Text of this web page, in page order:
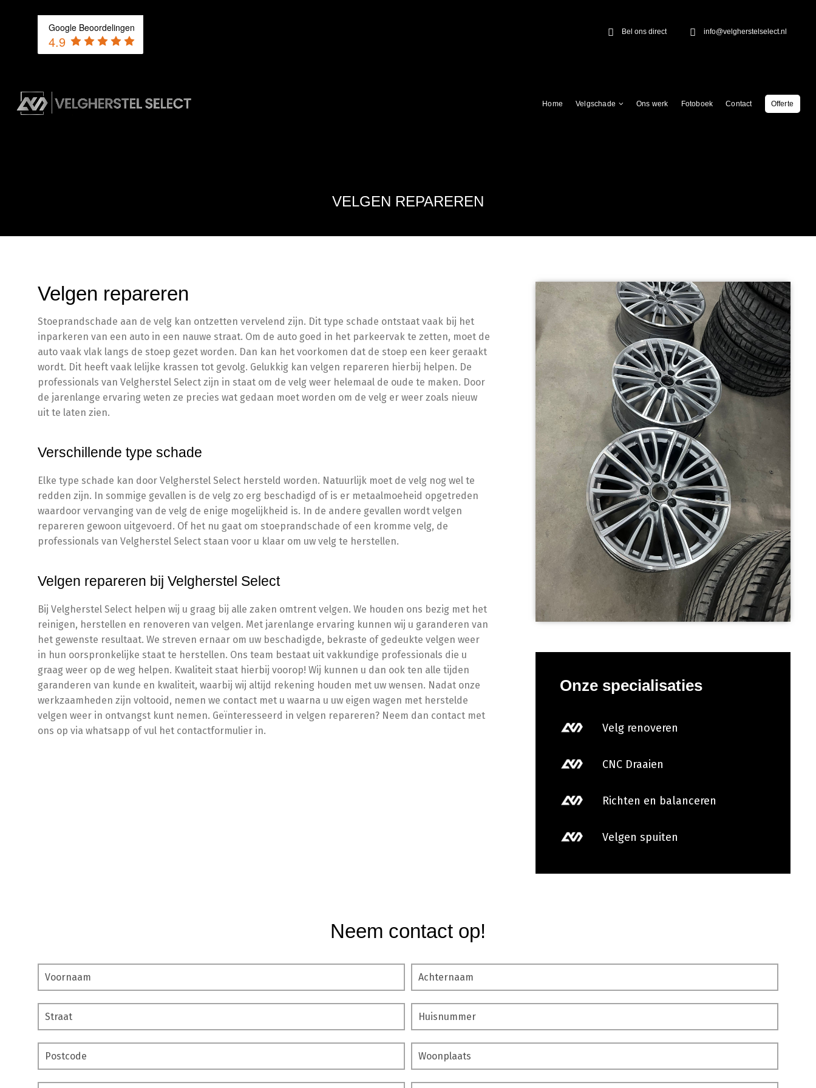
Google Beoordelingen
4.9
Bel ons direct info@velgherstelselect.nl
Home Velgschade Ons werk Fotoboek Contact Offerte
VELGEN REPAREREN
Velgen repareren
Stoeprandschade aan de velg kan ontzetten vervelend zijn. Dit type schade ontstaat vaak bij het
inparkeren van een auto in een nauwe straat. Om de auto goed in het parkeervak te zetten, moet de
auto vaak vlak langs de stoep gezet worden. Dan kan het voorkomen dat de stoep een keer geraakt
wordt. Dit heeft vaak lelijke krassen tot gevolg. Gelukkig kan velgen repareren hierbij helpen. De
professionals van Velgherstel Select zijn in staat om de velg weer helemaal de oude te maken. Door
de jarenlange ervaring weten ze precies wat gedaan moet worden om de velg er weer zoals nieuw
uit te laten zien.
Verschillende type schade
Elke type schade kan door Velgherstel Select hersteld worden. Natuurlijk moet de velg nog wel te
redden zijn. In sommige gevallen is de velg zo erg beschadigd of is er metaalmoeheid opgetreden
waardoor vervanging van de velg de enige mogelijkheid is. In de andere gevallen wordt velgen
repareren gewoon uitgevoerd. Of het nu gaat om stoeprandschade of een kromme velg, de
professionals van Velgherstel Select staan voor u klaar om uw velg te herstellen.
Velgen repareren bij Velgherstel Select
Bij Velgherstel Select helpen wij u graag bij alle zaken omtrent velgen. We houden ons bezig met het
reinigen, herstellen en renoveren van velgen. Met jarenlange ervaring kunnen wij u garanderen van
het gewenste resultaat. We streven ernaar om uw beschadigde, bekraste of gedeukte velgen weer
in hun oorspronkelijke staat te herstellen. Ons team bestaat uit vakkundige professionals die u
graag weer op de weg helpen. Kwaliteit staat hierbij voorop! Wij kunnen u dan ook ten alle tijden
garanderen van kunde en kwaliteit, waarbij wij altijd rekening houden met uw wensen. Nadat onze
werkzaamheden zijn voltooid, nemen we contact met u waarna u uw eigen wagen met herstelde
velgen weer in ontvangst kunt nemen. Geïnteresseerd in velgen repareren? Neem dan contact met
ons op via whatsapp of vul het contactformulier in.
Onze specialisaties
Velg renoveren
CNC Draaien
Richten en balanceren
Velgen spuiten
Neem contact op!